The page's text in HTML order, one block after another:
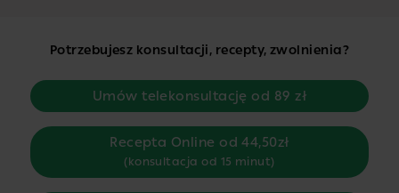
Potrzebujesz konsultacji, recepty, zwolnienia?
Umów telekonsultację od 89 zł
Recepta Online od 44,50zł
(konsultacja od 15 minut)